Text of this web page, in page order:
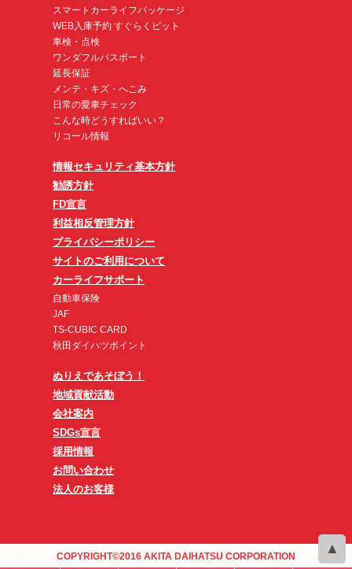
スマートカーライフパッケージ
WEB入庫予約 すぐらくピット
車検・点検
ワンダフルパスポート
延長保証
メンテ・キズ・へこみ
日常の愛車チェック
こんな時どうすればいい？
リコール情報
情報セキュリティ基本方針
勧誘方針
FD宣言
利益相反管理方針
プライバシーポリシー
サイトのご利用について
カーライフサポート
自動車保険
JAF
TS-CUBIC CARD
秋田ダイハツポイント
ぬりえであそぼう！
地域貢献活動
会社案内
SDGs宣言
採用情報
お問い合わせ
法人のお客様
COPYRIGHT©2016 AKITA DAIHATSU CORPORATION